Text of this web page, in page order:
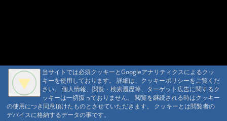
当サイトでは必須クッキーとGoogleアナリティクスによるクッ
キーを使用しております。 詳細は、クッキーポリシーをご覧くだ
さい。 個人情報、閲覧・検索履歴等、ターゲット広告に関するク
ッキーは一切扱っておりません。 閲覧を継続される時はクッキー
の使用につき同意頂けたものとさせていただきます。 クッキーとは閲覧者の
デバイスに格納するデータの事です。
当サイトでは必須クッキーとGoogleアナリティクスによるクッ
キーを使用しております。 詳細は、クッキーポリシーをご覧くだ
さい。 個人情報、閲覧・検索履歴等、ターゲット広告に関するク
ッキーは一切扱っておりません。 閲覧を継続される時はクッキー
の使用につき同意頂けたものとさせていただきます。 クッキーとは閲覧者の
デバイスに格納するデータの事です。